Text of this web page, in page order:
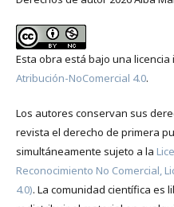
Esta obra está bajo una
Atribución-NoComercial 4.0.
Los autores conservan sus
revista el derecho de primera
simultáneamente sujeto a la
Reconocimiento No Comercial,
4.0). La comunidad científica es